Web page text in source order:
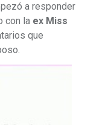
a responder
con la ex Miss
que